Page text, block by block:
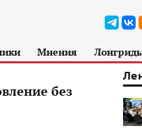
Мнения
без